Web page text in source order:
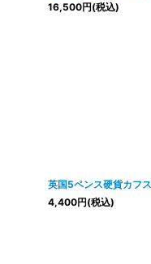
16,500円(税込)
英国5ペンス硬貨カフ
4,400円(税込)